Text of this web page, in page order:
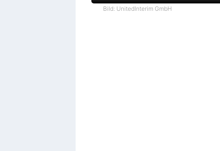
Bild: UnitedInterim GmbH